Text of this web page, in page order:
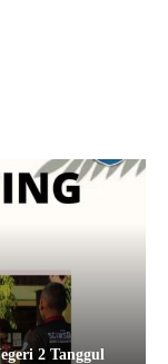
2 Tanggul